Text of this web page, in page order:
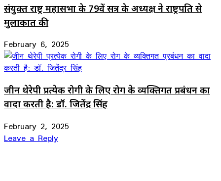
संयुक्त राष्ट्र महासभा के 79वें सत्र के अध्यक्ष ने राष्ट्रपति से
मुलाकात की
February 6, 2025
जीन थेरेपी प्रत्येक रोगी के लिए रोग के व्यक्तिगत प्रबंधन का
वादा करती है: डॉ. जितेंद्र सिंह
February 2, 2025
Leave a Reply